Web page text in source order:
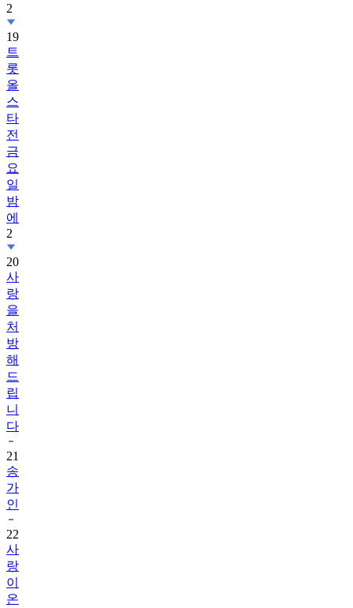
2
19
트
롯
올
스
타
전
금
요
일
밤
에
2
20
사
랑
을
처
방
해
드
립
니
다
21
송
가
인
22
사
랑
이
온